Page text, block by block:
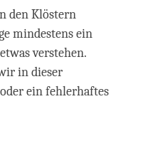
den Klöstern
mindestens ein
verstehen.
in dieser
ein fehlerhaftes